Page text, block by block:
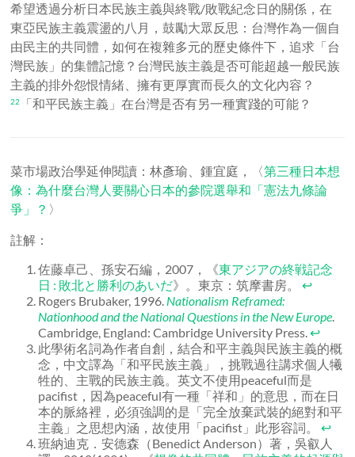
希望透過分析日本民族主義與終戰/敗戰紀念日的關係，在
東亞民族主義震盪的八月，鼓勵大眾反思：台灣作為一個自
由民主的共同體 ，如何在複雜多元的歷史條件下，追求「台
灣民族」的集體記憶？台灣民族主義是否可能超越一般民族
主義的排外怨恨情緒、擁有更厚實而長久的文化內容？
22 「和平民族主義」在台灣是否有另一種實踐的可能？
菜市場政治學延伸閱讀：林彥瑜、鍾宜庭，〈第三種日本想
像：為什麼台灣人要關心日本的參院選舉和「憲法九條論
爭」？ 〉
註解：
佐藤卓己、孫安石編，2007，《東アジアの終戦記念
日 : 敗北と勝利のあいだ》。東京：筑摩書房。↩
Rogers Brubaker, 1996. Nationalism Reframed:
Nationhood and the National Questions in the New Europe.
Cambridge, England: Cambridge University Press.↩
此學術名詞為作者自創，結合和平主義與民族主義的概
念，中文譯為「和平民族主義」，挑戰過往講求個人犧
牲的、主戰的民族主義。英文不使用peaceful而是
pacifist，因為peaceful有一種「祥和」的意思，而在日
本的脈絡裡，必須強調的是「完全放棄武裝的絕對和平
主義」之思想內涵，故使用「pacifist」此形容詞。↩
班納迪克．安德森（Benedict Anderson）著，吳叡人